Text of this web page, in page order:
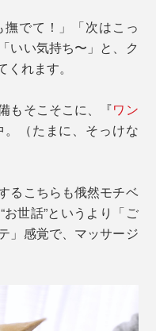
でて！」「次はこっ
いい気持ち〜」と、ク
れます。
もそこそこに、『ワン
。（たまに、そっけな
るこちらも俄然モチベ
世話”というより「ご
」感覚で、マッサージ